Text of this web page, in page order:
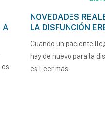
A
es
NOVEDADES
LA DISFUNCIÓN
Cuando un paciente
hay de nuevo para la
es Leer más